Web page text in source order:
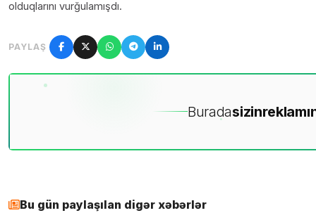
olduqlarını vurğulamışdı.
PAYLAŞ
Buradasizin
Bu gün paylaşılan digər xəbərlər